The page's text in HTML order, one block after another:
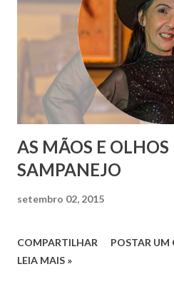
AS MÃOS E
SAMPANEJO
setembro 02, 2015
COMPARTILHAR
POSTAR UM
LEIA MAIS »